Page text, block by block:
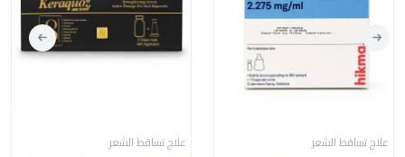
علاج تساقط الشعر علاج تساقط الشعر